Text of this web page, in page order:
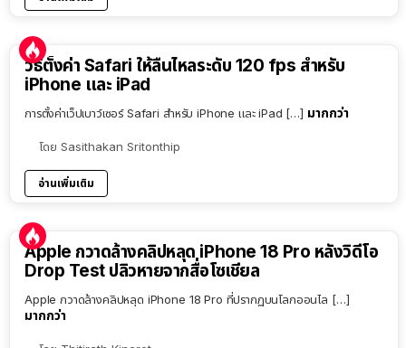
วิธีตั้งค่า Safari ให้ลื่นไหลระดับ 120 fps สำหรับ
iPhone และ iPad
การตั้งค่าเว็ปเบาว์เซอร์ Safari สำหรับ iPhone และ iPad […] มากกว่า
โดย Sasithakan Sritonthip
อ่านเพิ่มเติม
Apple กวาดล้างคลิปหลุด iPhone 18 Pro หลังวิดีโอ
Drop Test ปลิวหายจากสื่อโซเชียล
Apple กวาดล้างคลิปหลุด iPhone 18 Pro ที่ปรากฏบนโลกออนไล […]
มากกว่า